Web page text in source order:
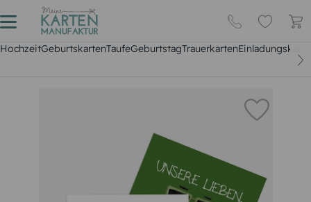
HochzeitGeburtskartenTaufeGeburtstagTrauerkarten